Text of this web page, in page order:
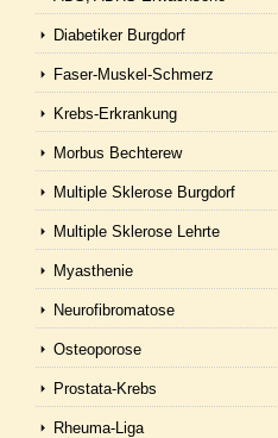
Kontakt
Impressum
Datenschutzerklärung
Diabetiker Burgdorf
Faser-Muskel-Schmerz
Krebs-Erkrankung
Morbus Bechterew
Multiple Sklerose Burgdorf
Multiple Sklerose Lehrte
Myasthenie
Neurofibromatose
Osteoporose
Prostata-Krebs
Rheuma-Liga